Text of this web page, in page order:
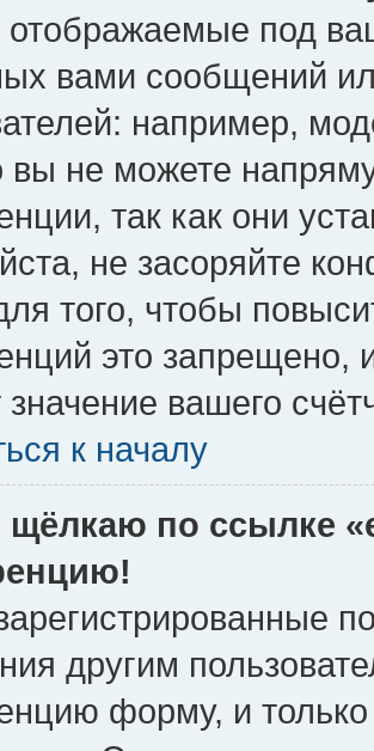
отображаемые под
вами сообщений
например,
не можете
так как они
не засоряйте
того, чтобы
это запрещено,
значение вашего
к началу
щёлкаю по ссылке
другим
форму, и